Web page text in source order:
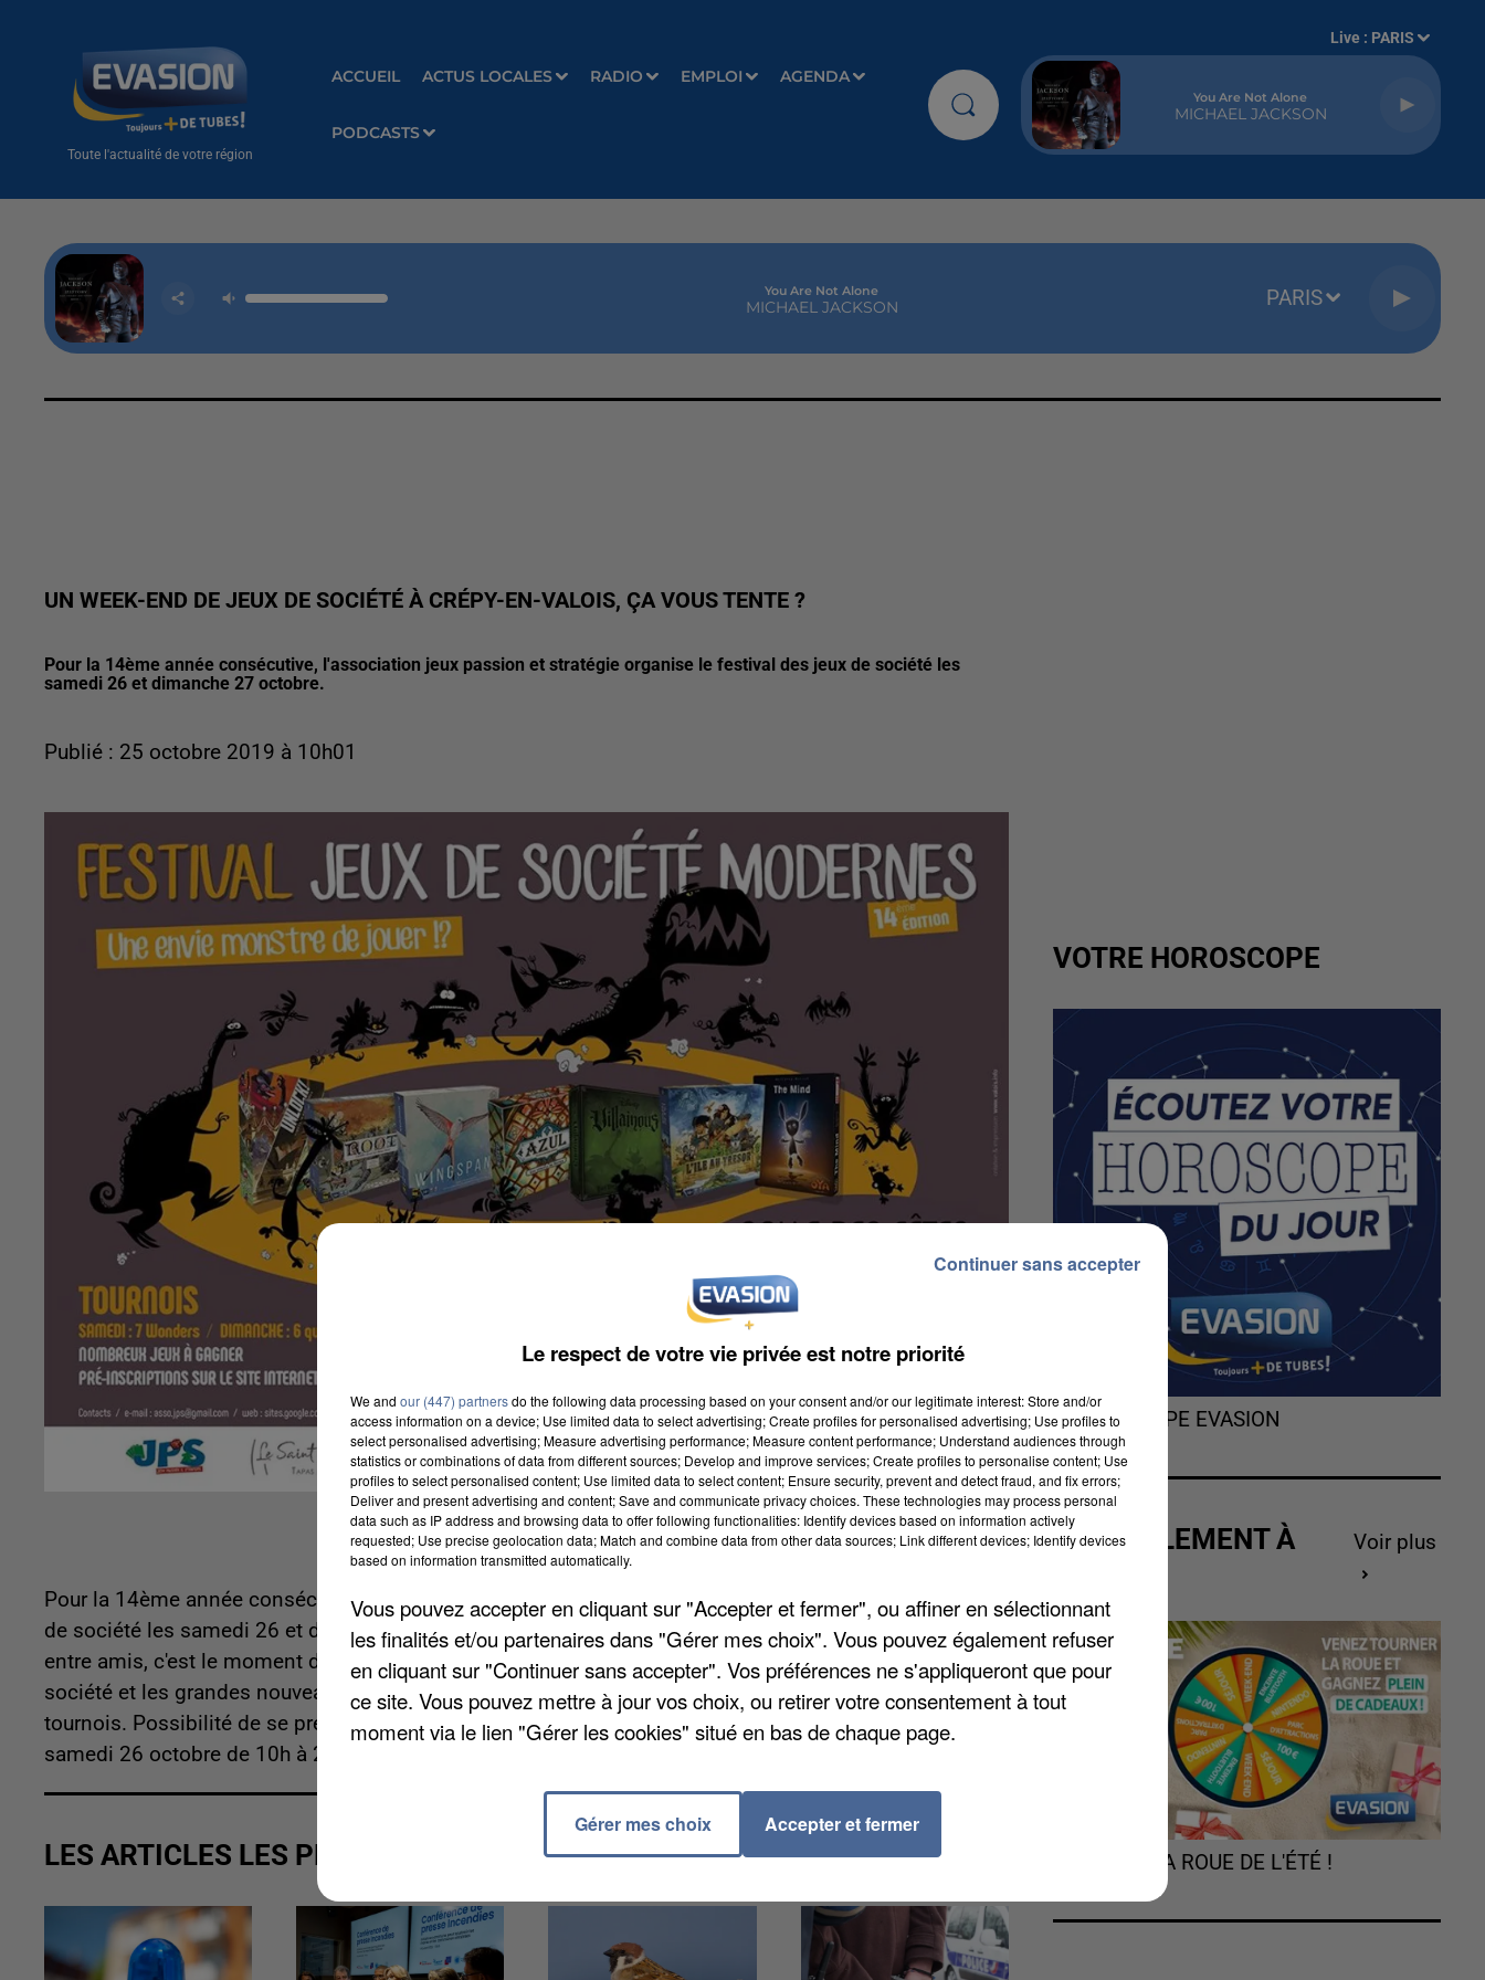
Toute l'actualité de votre région
ACCUEIL ACTUS LOCALES RADIO EMPLOI AGENDA
PODCASTS
Live : PARIS
You Are Not Alone
MICHAEL JACKSON
You Are Not Alone
MICHAEL JACKSON PARIS
UN WEEK-END DE JEUX DE SOCIÉTÉ À CRÉPY-EN-VALOIS, ÇA VOUS TENTE ?
Pour la 14ème année consécutive, l'association jeux passion et stratégie organise le festival des jeux de société les
samedi 26 et dimanche 27 octobre.
Publié : 25 octobre 2019 à 10h01
Pour la 14ème année consécutive, l'association jeux passion et stratégie organise le festival des jeux
de société les samedi 26 et dimanche 27 octobre à la salle des fêtes de Crépy-en-Valois. En famille ou
entre amis, c'est le moment de profiter d'un week-end convivial pour découvrir les meilleurs jeux de
société et les grandes nouveautés. Tarifs : Entrée : 2 euros, tournoi 3 euros. Places limitées selon les
tournois. Possibilité de se préinscrire en adressant un mail àasso.jps@gmail.com. Rendez-vous le
samedi 26 octobre de 10h à 2h du matin et le dimanche 27 octobre de 10h à 18h à la salle des fêtes.
LES ARTICLES LES PLUS VUS
VOTRE HOROSCOPE
L'HOROSCOPE EVASION
ACTUELLEMENT À
Voir plus
TOURNEZ LA ROUE DE L'ÉTÉ !
Le respect de votre vie privée est notre priorité
We and our (447) partnersdo the following data processing based on your consent and/or our legitimate interest: Store and/or
access information on a device; Use limited data to select advertising; Create profiles for personalised advertising; Use profiles to
select personalised advertising; Measure advertising performance; Measure content performance; Understand audiences through
statistics or combinations of data from different sources; Develop and improve services; Create profiles to personalise content; Use
profiles to select personalised content; Use limited data to select content; Ensure security, prevent and detect fraud, and fix errors;
Deliver and present advertising and content; Save and communicate privacy choices. These technologies may process personal
data such as IP address and browsing data to offer following functionalities: Identify devices based on information actively
requested; Use precise geolocation data; Match and combine data from other data sources; Link different devices; Identify devices
based on information transmitted automatically.
Vous pouvez accepter en cliquant sur "Accepter et fermer", ou affiner en sélectionnant
les finalités et/ou partenaires dans "Gérer mes choix". Vous pouvez également refuser
en cliquant sur "Continuer sans accepter". Vos préférences ne s'appliqueront que pour
ce site. Vous pouvez mettre à jour vos choix, ou retirer votre consentement à tout
moment via le lien "Gérer les cookies" situé en bas de chaque page.
Gérer mes choix Accepter et fermer
Continuer sans accepter